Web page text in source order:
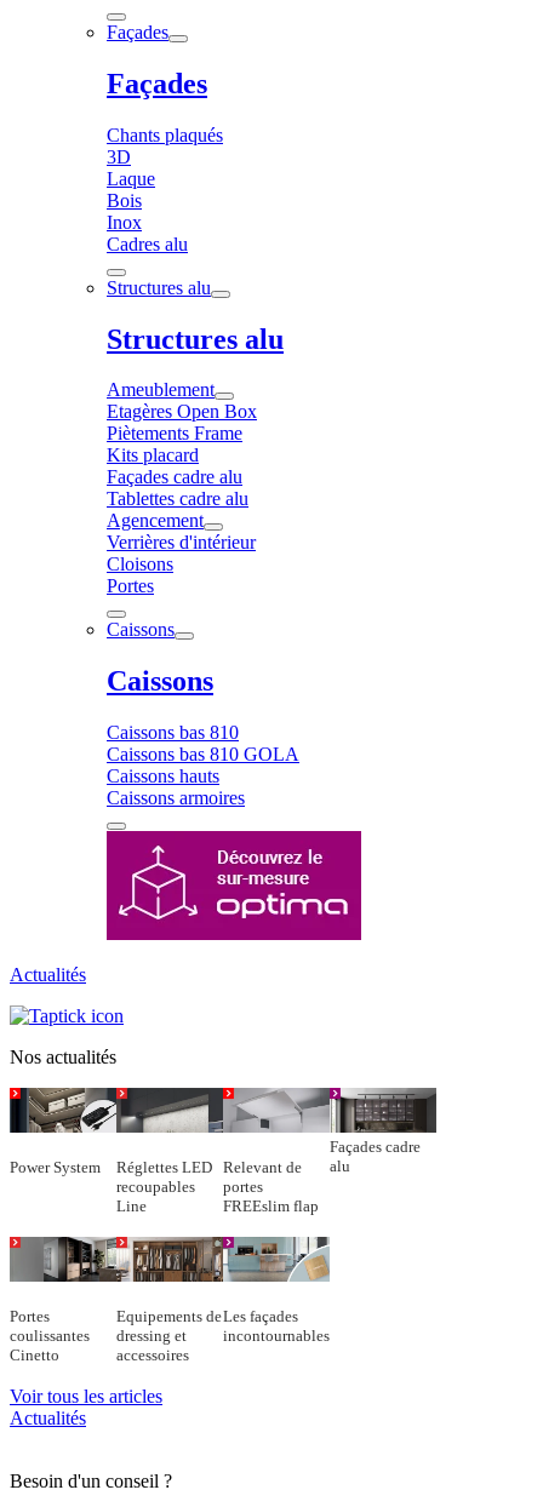
Façades
Façades
Chants plaqués
3D
Laque
Bois
Inox
Cadres alu
Structures alu
Structures alu
Ameublement
Etagères Open Box
Piètements Frame
Kits placard
Façades cadre alu
Tablettes cadre alu
Agencement
Verrières d'intérieur
Cloisons
Portes
Caissons
Caissons
Caissons bas 810
Caissons bas 810 GOLA
Caissons hauts
Caissons armoires
Actualités
Nos actualités
Power System
Réglettes LED
recoupables
Line
Relevant de
portes
FREEslim flap
Façades cadre
alu
Portes
coulissantes
Cinetto
Equipements de
dressing et
accessoires
Les façades
incontournables
Voir tous les articles
Actualités
Besoin d'un conseil ?